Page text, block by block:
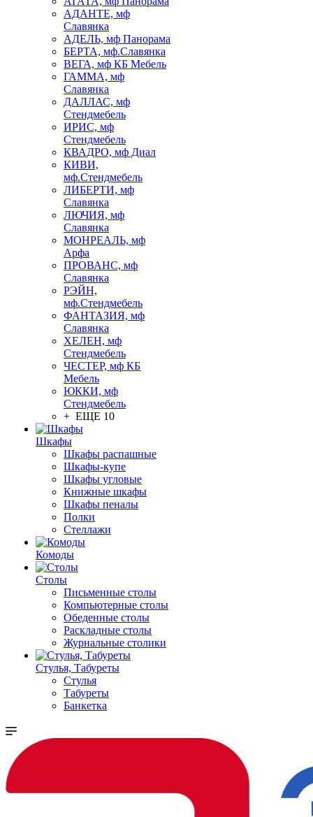
АДАНТЕ, мф
Славянка
АДЕЛЬ, мф Панорама
БЕРТА, мф.Славянка
ВЕГА, мф КБ Мебель
ГАММА, мф
Славянка
ДАЛЛАС, мф
Стендмебель
ИРИС, мф
Стендмебель
КВАДРО, мф Диал
КИВИ,
мф.Стендмебель
ЛИБЕРТИ, мф
Славянка
ЛЮЧИЯ, мф
Славянка
МОНРЕАЛЬ, мф
Арфа
ПРОВАНС, мф
Славянка
РЭЙН,
мф.Стендмебель
ФАНТАЗИЯ, мф
Славянка
ХЕЛЕН, мф
Стендмебель
ЧЕСТЕР, мф КБ
Мебель
ЮККИ, мф
Стендмебель
+ ЕЩЕ 10
Шкафы
Шкафы распашные
Шкафы-купе
Шкафы угловые
Книжные шкафы
Шкафы пеналы
Полки
Стеллажи
Комоды
Столы
Письменные столы
Компьютерные столы
Обеденные столы
Раскладные столы
Журнальные столики
Стулья, Табуреты
Стулья
Табуреты
Банкетка